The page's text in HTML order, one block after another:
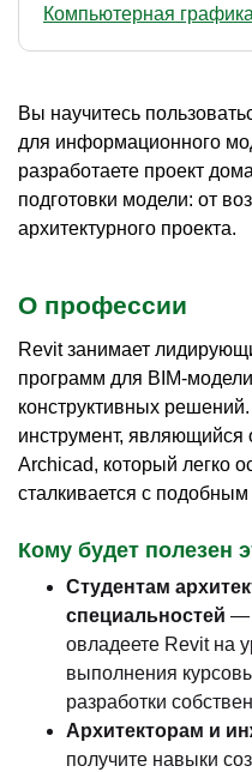
Компьютерная графика
Вы научитесь
для информационного
разработаете проект
подготовки модели: от
архитектурного проекта.
О профессии
Revit занимает
программ для BIM-
конструктивных
инструмент, являющийся
Archicad, который легко
сталкивается с
Кому будет полезен
Студентам
специальностей —
овладеете Revit на
выполнения
разработки
Архитекторам и
получите навыки